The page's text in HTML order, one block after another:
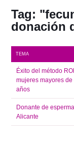
Tag:
donación
TEMA
Éxito del método ROPA en
mujeres mayores de
años
Donante de esperma de
Alicante